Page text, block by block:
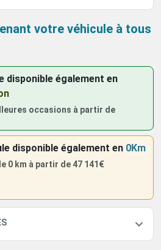
votre véhicule à tous
disponible égalementen
occasions à partir de
disponible également en 0Km
0 km à partir de 47 141€